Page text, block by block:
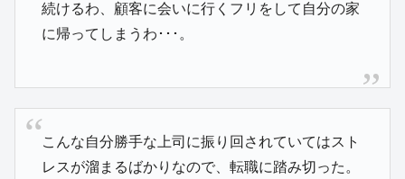
続けるわ、顧客に会いに行くフリをして自分の家
に帰ってしまうわ･･･。
こんな自分勝手な上司に振り回されていてはスト
レスが溜まるばかりなので、転職に踏み切った。